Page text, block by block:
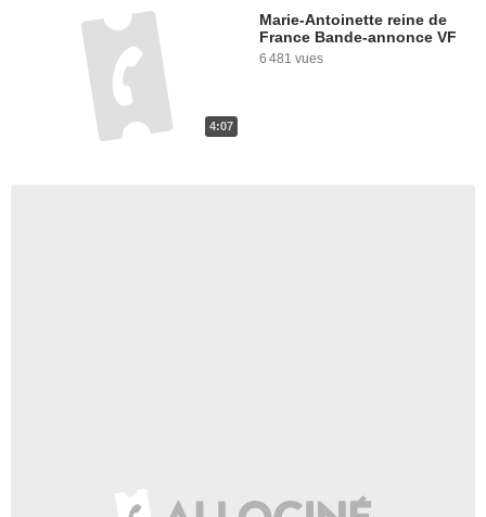
4:07
Marie-Antoinette reine de
France Bande-annonce VF
6 481 vues